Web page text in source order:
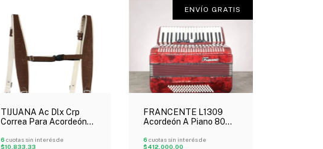
TIJUANA Ac Dlx Crp
Correa Para Acordeón
Carpincho Ecocuero
6 cuotas sin interés de
$10.833,33
ENVÍO GRATIS
FRANCENTE L1309
Acordeón A Piano 80
Registros Estuche
6 cuotas sin interés de
$412.000,00